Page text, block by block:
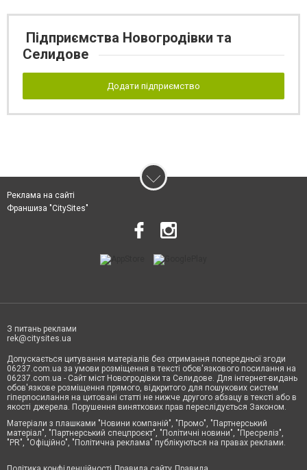
Підприємства Новогродівки та
Селидове
Додати підприємство
Реклама на сайті
Франшиза "CitySites"
З питань реклами
rek@citysites.ua
Допускається цитування матеріалів без отримання попередньої згоди
06237.com.ua за умови розміщення в тексті обов'язкового посилання на
06237.com.ua - Сайт міст Новогродівки та Селидове. Для інтернет-видань
обов'язкове розміщення прямого, відкритого для пошукових систем
гіперпосилання на цитовані статті не нижче другого абзацу в тексті або в
якості джерела. Порушення виняткових прав переслідується Законом.
Матеріали з плашками "Новини компаній", "Промо", "Партнерський
матеріал", "Партнерський спецпроєкт", "Політичні новини", "Пресреліз",
"PR", "Офіційно", "Політична реклама" публікуються на правах реклами.